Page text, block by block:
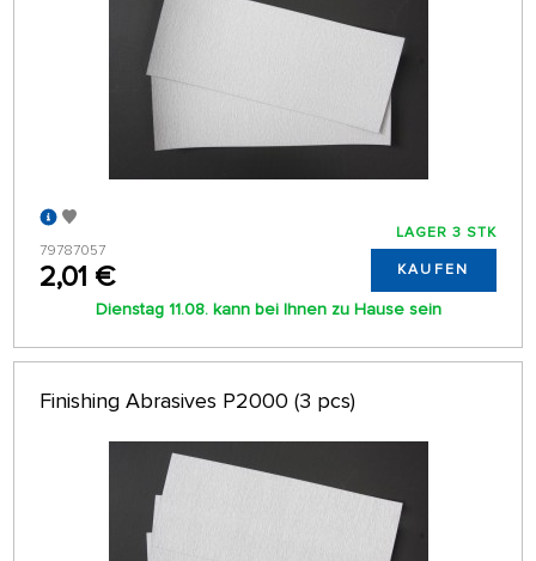
79787057
2,01 €
LAGER 3 STK
KAUFEN
Dienstag 11.08. kann bei Ihnen zu Hause sein
Finishing Abrasives P2000 (3 pcs)